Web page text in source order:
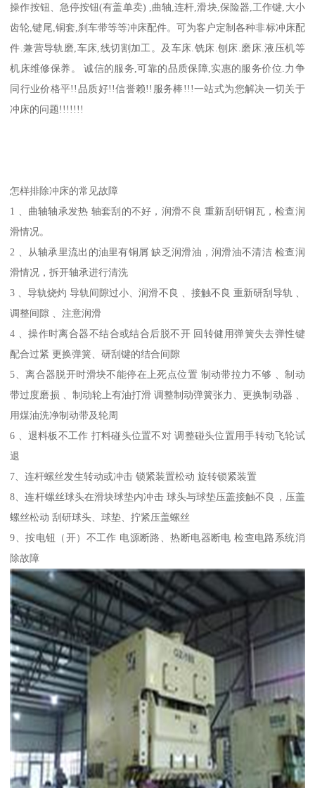
操作按钮、急停按钮(有盖单卖) ,曲轴,连杆,滑块,保险器,工作键,大小
齿轮,键尾,铜套,刹车带等等冲床配件。可为客户定制各种非标冲床配
件.兼营导轨磨,车床,线切割加工。及车床.铣床.刨床.磨床.液压机等
机床维修保养。 诚信的服务,可靠的品质保障,实惠的服务价位.力争
同行业价格平!!品质好!!信誉赖!!服务棒!!!一站式为您解决一切关于
冲床的问题!!!!!!!
怎样排除冲床的常见故障
1 、曲轴轴承发热 轴套刮的不好，润滑不良 重新刮研铜瓦，检查润
滑情况。
2 、从轴承里流出的油里有铜屑 缺乏润滑油，润滑油不清洁 检查润
滑情况，拆开轴承进行清洗
3 、导轨烧灼 导轨间隙过小、润滑不良 、接触不良 重新研刮导轨 、
调整间隙 、注意润滑
4 、操作时离合器不结合或结合后脱不开 回转健用弹簧失去弹性键
配合过紧 更换弹簧、研刮键的结合间隙
5、离合器脱开时滑块不能停在上死点位置 制动带拉力不够 、制动
带过度磨损 、制动轮上有油打滑 调整制动弹簧张力、更换制动器 、
用煤油洗净制动带及轮周
6 、退料板不工作 打料碰头位置不对 调整碰头位置用手转动飞轮试
退
7、连杆螺丝发生转动或冲击 锁紧装置松动 旋转锁紧装置
8、连杆螺丝球头在滑块球垫内冲击 球头与球垫压盖接触不良，压盖
螺丝松动 刮研球头、球垫、拧紧压盖螺丝
9、按电钮（开）不工作 电源断路、热断电器断电 检查电路系统消
除故障